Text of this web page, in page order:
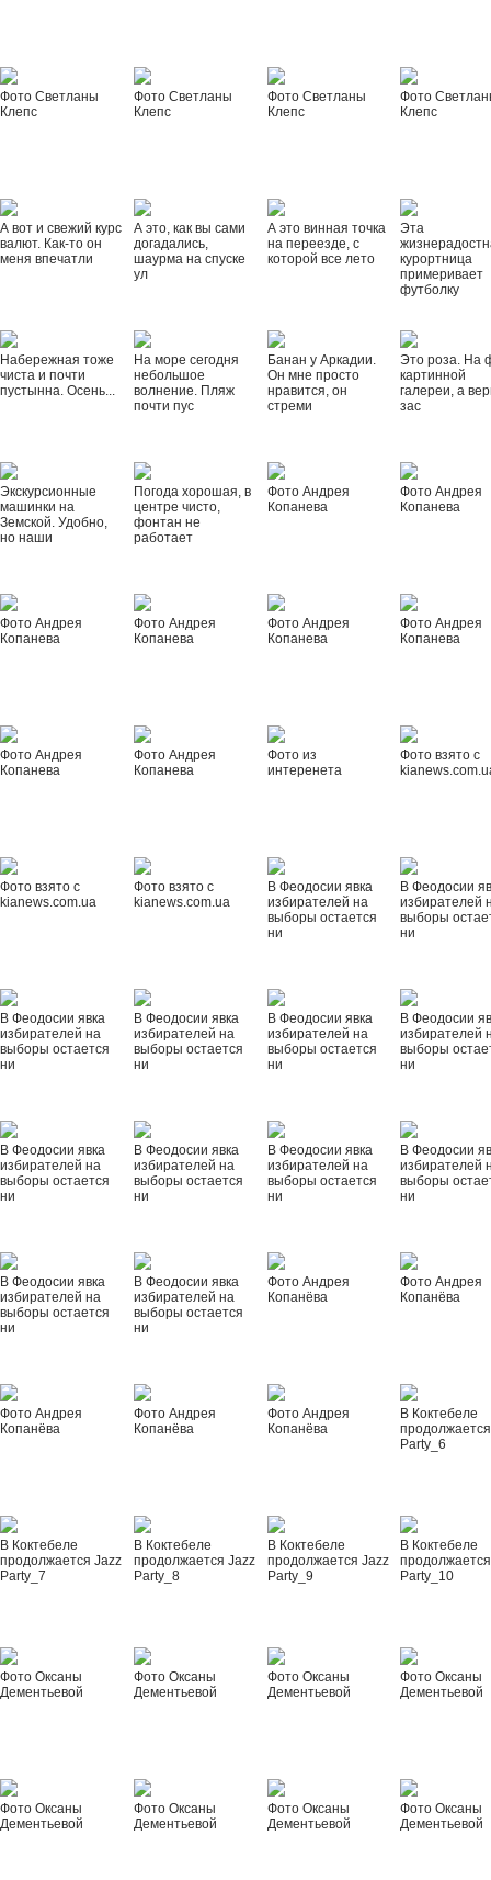
Фото Светланы
Клепс
Фото Светланы
Клепс
Фото Светланы
Клепс
Фото
Клепс
А вот и свежий курс
валют. Как-то он
меня впечатли
А это, как вы сами
догадались,
шаурма на спуске
ул
А это винная точка
на переезде, с
которой все лето
Эта
курортница
примеривает
футболку
Набережная тоже
чиста и почти
пустынна. Осень...
На море сегодня
небольшое
волнение. Пляж
почти пус
Банан у Аркадии.
Он мне просто
нравится, он
стреми
Это роза. На
картинной
галереи, а
зас
Экскурсионные
машинки на
Земской. Удобно,
но наши
Погода хорошая, в
центре чисто,
фонтан не
работает
Фото Андрея
Копанева
Фото Андрея
Копанева
Фото Андрея
Копанева
Фото Андрея
Копанева
Фото Андрея
Копанева
Фото Андрея
Копанева
Фото Андрея
Копанева
Фото Андрея
Копанева
Фото из
интеренета
Фото взято с
Фото взято с
kianews.com.ua
Фото взято с
kianews.com.ua
В Феодосии явка
избирателей на
выборы остается
ни
В Феодосии
избирателей
выборы
ни
В Феодосии явка
избирателей на
выборы остается
ни
В Феодосии явка
избирателей на
выборы остается
ни
В Феодосии явка
избирателей на
выборы остается
ни
В Феодосии
избирателей
выборы
ни
В Феодосии явка
избирателей на
выборы остается
ни
В Феодосии явка
избирателей на
выборы остается
ни
В Феодосии явка
избирателей на
выборы остается
ни
В Феодосии
избирателей
выборы
ни
В Феодосии явка
избирателей на
выборы остается
ни
В Феодосии явка
избирателей на
выборы остается
ни
Фото Андрея
Копанёва
Фото Андрея
Копанёва
Фото Андрея
Копанёва
Фото Андрея
Копанёва
Фото Андрея
Копанёва
В Коктебеле
Party_6
В Коктебеле
продолжается Jazz
Party_7
В Коктебеле
продолжается Jazz
Party_8
В Коктебеле
продолжается Jazz
Party_9
В Коктебеле
Party_10
Фото Оксаны
Дементьевой
Фото Оксаны
Дементьевой
Фото Оксаны
Дементьевой
Фото Оксаны
Дементьевой
Фото Оксаны
Дементьевой
Фото Оксаны
Дементьевой
Фото Оксаны
Дементьевой
Фото Оксаны
Дементьевой